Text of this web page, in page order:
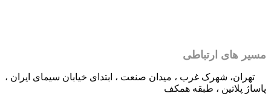
مسیر های ارتباطی
تهران، شهرک غرب ، میدان صنعت ، ابتدای خیابان سیمای ایران ،
پاساژ پلاتین ، طبقه همکف